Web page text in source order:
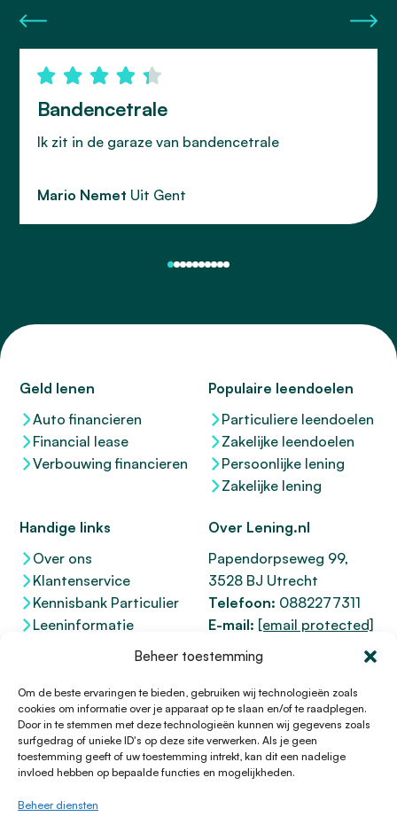
Beheer toestemming
Om de beste ervaringen te bieden, gebruiken wij technologieën zoals
cookies om informatie over je apparaat op te slaan en/of te raadplegen.
Door in te stemmen met deze technologieën kunnen wij gegevens zoals
surfgedrag of unieke ID's op deze site verwerken. Als je geen
toestemming geeft of uw toestemming intrekt, kan dit een nadelige
invloed hebben op bepaalde functies en mogelijkheden.
Beheer diensten
Bandencetrale
Ik zit in de garaze van bandencetrale
Mario Nemet Uit Gent
Geld lenen
Auto financieren
Financial lease
Verbouwing financieren
Populaire leendoelen
Particuliere leendoelen
Zakelijke leendoelen
Persoonlijke lening
Zakelijke lening
Handige links
Over ons
Klantenservice
Kennisbank Particulier
Leeninformatie
Over Lening.nl
Papendorpseweg 99,
3528 BJ Utrecht
Telefoon: 0882277311
E-mail: [email protected]
KvK 76100200
12047091
Kifid 300.017942
© 1996 - 2026 Lening.nl
Privacy Policy